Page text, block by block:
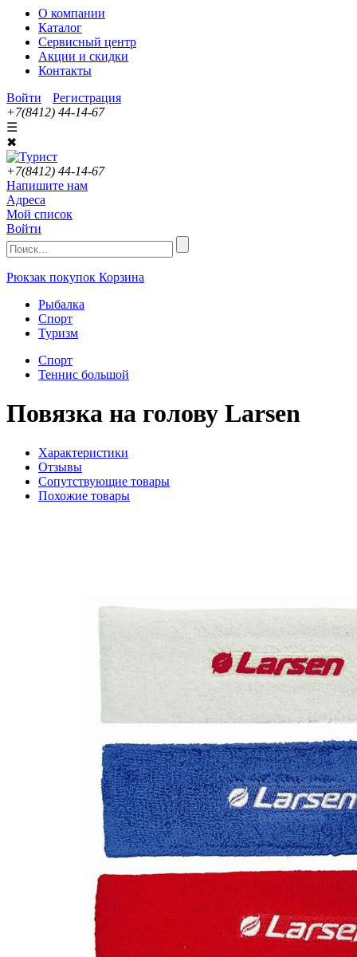
О компании
Каталог
Сервисный центр
Акции и скидки
Контакты
Войти
Регистрация
+7(8412) 44-14-67
☰
✖
+7(8412) 44-14-67
Напишите нам
Адреса
Мой список
Войти
Рюкзак покупок Корзина
Рыбалка
Спорт
Туризм
Спорт
Теннис большой
Повязка на голову Larsen
Характеристики
Отзывы
Сопутствующие товары
Похожие товары